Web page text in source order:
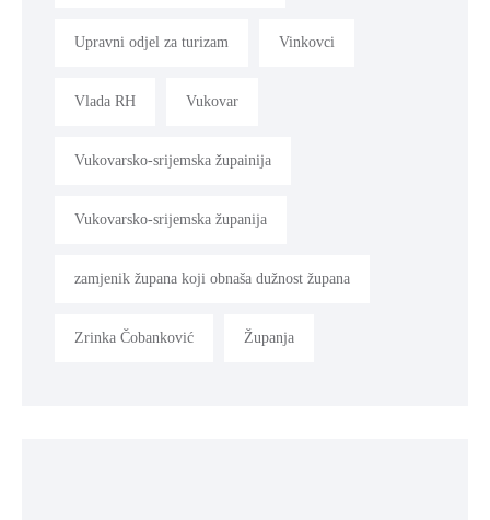
Upravni odjel za turizam Vinkovci
Vlada RH Vukovar
Vukovarsko-srijemska župainija
Vukovarsko-srijemska županija
zamjenik župana koji obnaša dužnost župana
Zrinka Čobanković Županja